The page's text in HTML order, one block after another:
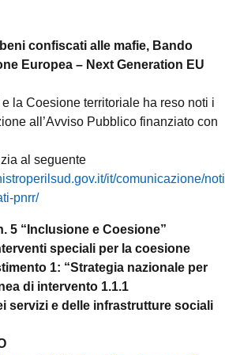
confiscati alle mafie, Bando
Europea – Next Generation EU
e la Coesione territoriale ha reso noti i
all’Avviso Pubblico finanziato con
al seguente
it/comunicazione/
pnrr/
5 “Inclusione e Coesione”
speciali per la coesione
1: “Strategia nazionale per
di intervento 1.1.1
servizi e delle infrastrutture sociali